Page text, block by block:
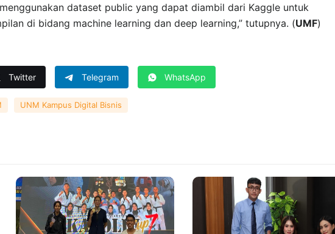
dataset public yang dapat diambil dari Kaggle untuk
di bidang machine learning dan deep learning,” tutupnya. (UMF)
Twitter Telegram WhatsApp
UNM Kampus Digital Bisnis